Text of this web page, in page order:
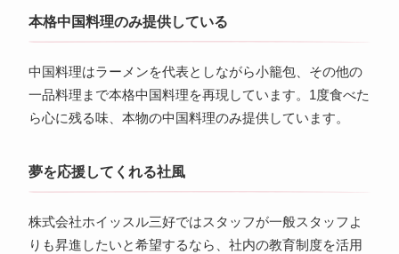
本格中国料理のみ提供している
中国料理はラーメンを代表としながら小籠包、その他の
一品料理まで本格中国料理を再現しています。1度食べた
ら心に残る味、本物の中国料理のみ提供しています。
夢を応援してくれる社風
株式会社ホイッスル三好ではスタッフが一般スタッフよ
りも昇進したいと希望するなら、社内の教育制度を活用